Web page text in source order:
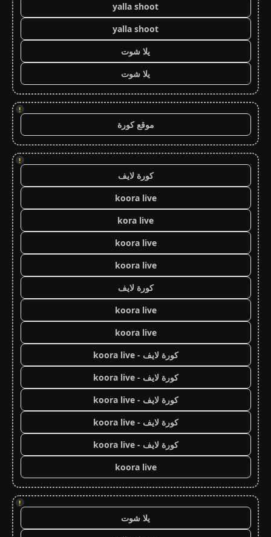
yalla shoot
yalla shoot
يلا شوت
يلا شوت
!
موقع كورة
!
كورة لايف
koora live
kora live
koora live
koora live
كورة لايف
koora live
koora live
كورة لايف - koora live
كورة لايف - koora live
كورة لايف - koora live
كورة لايف - koora live
كورة لايف - koora live
koora live
!
يلا شوت